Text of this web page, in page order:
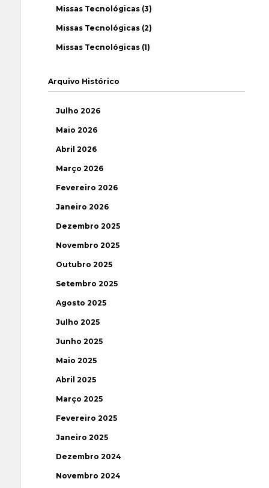
Missas Tecnológicas (3)
Missas Tecnológicas (2)
Missas Tecnológicas (1)
Arquivo Histórico
Julho 2026
Maio 2026
Abril 2026
Março 2026
Fevereiro 2026
Janeiro 2026
Dezembro 2025
Novembro 2025
Outubro 2025
Setembro 2025
Agosto 2025
Julho 2025
Junho 2025
Maio 2025
Abril 2025
Março 2025
Fevereiro 2025
Janeiro 2025
Dezembro 2024
Novembro 2024